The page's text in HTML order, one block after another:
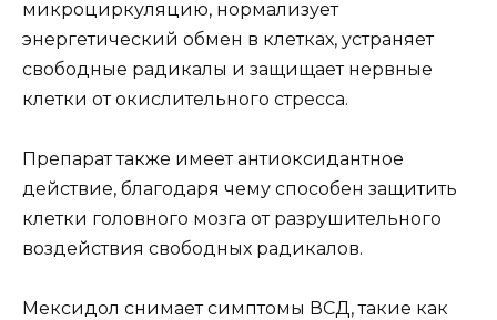
микроциркуляцию, нормализует
энергетический обмен в клетках, устраняет
свободные радикалы и защищает нервные
клетки от окислительного стресса.
Препарат также имеет антиоксидантное
действие, благодаря чему способен защитить
клетки головного мозга от разрушительного
воздействия свободных радикалов.
Мексидол снимает симптомы ВСД, такие как